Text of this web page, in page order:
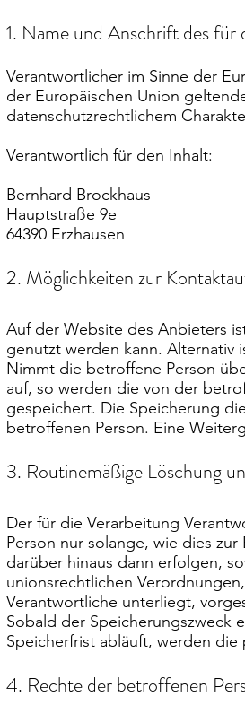
1. Name und Anschrift des
Verantwortlicher im Sinne der
der Europäischen Union
datenschutzrechtlichem
Verantwortlich für den Inhalt:
Bernhard Brockhaus
Hauptstraße 9e
64390 Erzhausen
2. Möglichkeiten zur
Auf der Website des Anbieters
genutzt werden kann. Alternativ
Nimmt die betroffene Person
auf, so werden die von der
gespeichert. Die Speicherung
betroffenen Person. Eine
3. Routinemäßige Löschung
Der für die Verarbeitung
Person nur solange, wie dies
darüber hinaus dann erfolgen,
unionsrechtlichen
Verantwortliche unterliegt,
Sobald der Speicherungszweck
Speicherfrist abläuft, werden
4. Rechte der betroffenen